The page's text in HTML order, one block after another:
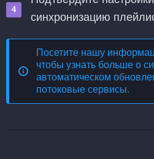
синхронизацию
Посетите нашу
чтобы узнать больше о
автоматическом
потоковые сервисы.